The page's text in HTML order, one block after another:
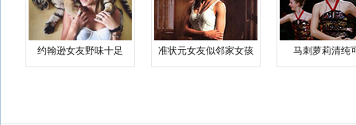
约翰逊女友野味十足 准状元女友似邻家女孩 马刺萝莉清纯